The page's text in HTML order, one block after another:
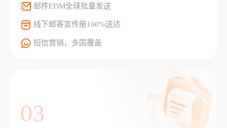
邮件EDM全球批量发送
线下邮寄宣传册100%送达
短信营销，多国覆盖
03